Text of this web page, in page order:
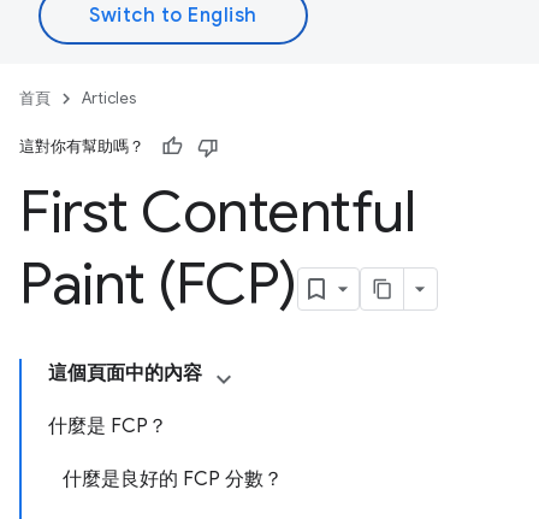
首頁 Articles
這對你有幫助嗎？
First Contentful
Paint (FCP)
這個頁面中的內容
什麼是 FCP？
什麼是良好的 FCP 分數？